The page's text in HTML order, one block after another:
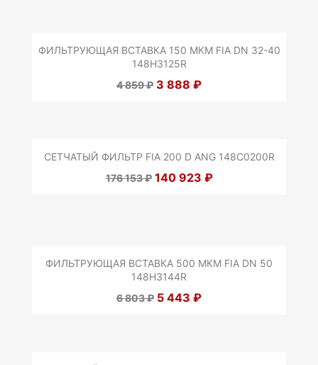
ФИЛЬТРУЮЩАЯ ВСТАВКА 150 МКМ FIA DN 32-40
148H3125R
4 859 ₽ 3 888 ₽
СЕТЧАТЫЙ ФИЛЬТР FIA 200 D ANG 148C0200R
176 153 ₽ 140 923 ₽
ФИЛЬТРУЮЩАЯ ВСТАВКА 500 МКМ FIA DN 50
148H3144R
6 803 ₽ 5 443 ₽